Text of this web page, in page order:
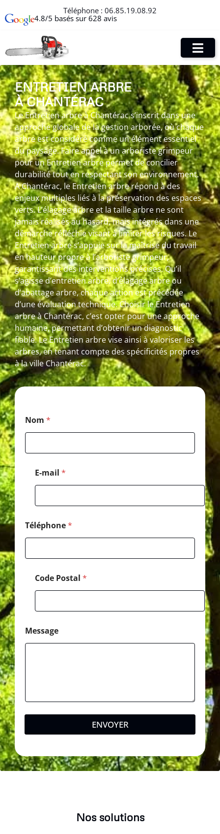
Téléphone : 06.85.19.08.92
4.8/5 basés sur 628 avis
ENTRETIEN ARBRE
À CHANTÉRAC
Le Entretien arbre à Chantérac s’inscrit dans une
approche globale de la gestion arborée, où chaque
arbre est considéré comme un élément essentiel
du paysage. Faire appel à un arboriste grimpeur
pour un Entretien arbre permet de concilier
durabilité tout en respectant son environnement.
A Chantérac, le Entretien arbre répond à des
enjeux multiples liés à la préservation des espaces
verts. L’élagage arbre et la taille arbre ne sont
jamais réalisés au hasard, mais intégrés dans une
démarche réfléchie visant à limiter les risques. Le
Entretien arbre s’appuie sur la maîtrise du travail
en hauteur propre à l’arboriste grimpeur,
garantissant des interventions précises. Qu’il
s’agisse d’entretien arbre, d’élagage arbre ou
d’abattage arbre, chaque action est précédée
d’une évaluation technique. Choisir le Entretien
arbre à Chantérac, c’est opter pour une approche
humaine, permettant d’obtenir un diagnostic
fiable. Le Entretien arbre vise ainsi à valoriser les
arbres, en tenant compte des spécificités propres
à la ville Chantérac.
Nom *
E-mail *
e
s
T
é
l
é
p
h
o
n
e
*
Téléphone*
Code Postal *
Message
ENVOYER
Nos solutions